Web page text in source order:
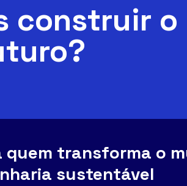
construir o
quem transforma o
sustentável